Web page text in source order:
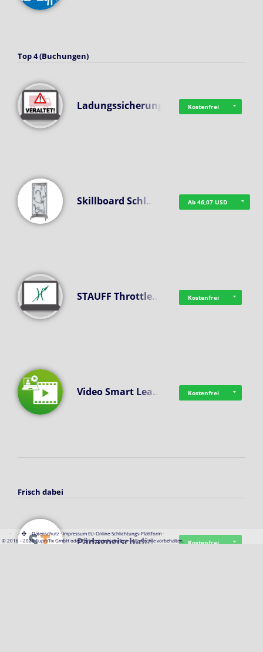
Top 4 (Buchungen)
Ladungssicherung Kostenfrei
Skillboard Schl… Ab 46,07 USD
STAUFF Throttle… Kostenfrei
Video Smart Lea… Kostenfrei
Frisch dabei
Pädagogisch-did… Kostenfrei
· · ·Datenschutz·Impressum EU-Online-Schlichtungs-Plattform·
© 2016 - 2026 SupraTix GmbH oder Partnergesellschaften - Alle Rechte vorbehalten.